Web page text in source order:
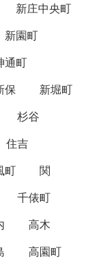
新庄中央町
新園町
通町
保
新堀町
杉谷
住吉
町
関
千俵町
高木
高園町